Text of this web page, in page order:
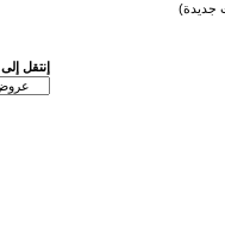
جديدة)
إنتقل إلى